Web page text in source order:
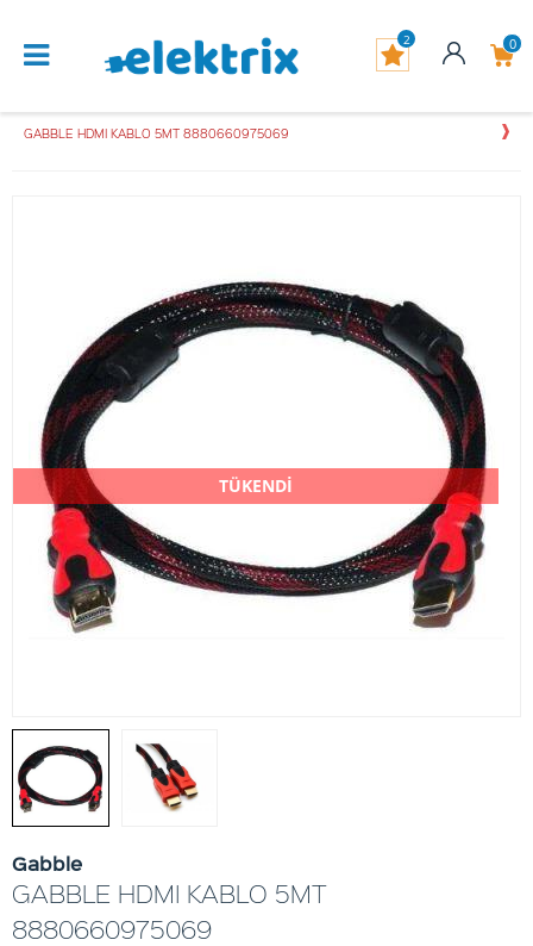
0
2
GABBLE HDMI KABLO 5MT 8880660975069
TÜKENDİ
Gabble
GABBLE HDMI KABLO 5MT
8880660975069